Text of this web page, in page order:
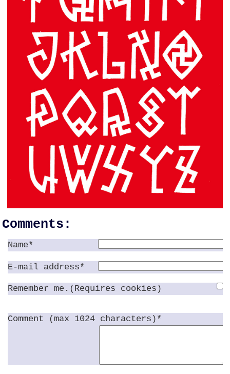
Comments:
Name*
E-mail address*
Remember me.(Requires cookies)
Comment (max 1024 characters)*